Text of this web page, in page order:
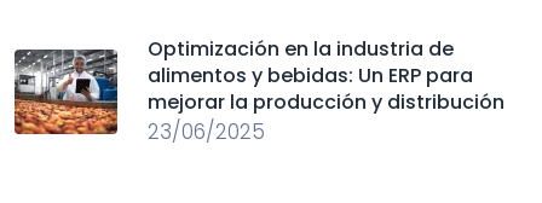
Optimización en la industria de
alimentos y bebidas: Un ERP para
mejorar la producción y distribución
23/06/2025